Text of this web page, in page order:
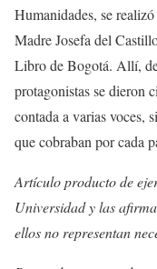
Humanidades, se
Madre Josefa del
Libro de Bogotá. Allí,
protagonistas se dieron
contada a varias voces,
que cobraban por cada
Artículo producto de
Universidad y las
ellos no representan